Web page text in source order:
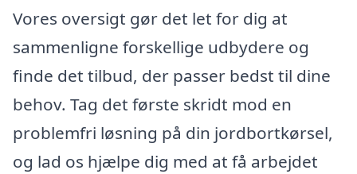
Vores oversigt gør det let for dig at
sammenligne forskellige udbydere og
finde det tilbud, der passer bedst til dine
behov. Tag det første skridt mod en
problemfri løsning på din jordbortkørsel,
og lad os hjælpe dig med at få arbejdet